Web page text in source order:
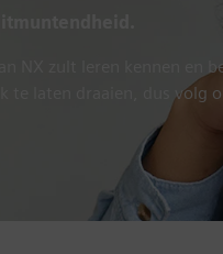
NX zult leren kennen en
te laten draaien, dus volg